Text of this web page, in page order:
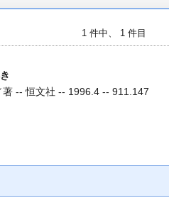
1 件中、 1 件目
著 -- 恒文社 -- 1996.4 -- 911.147